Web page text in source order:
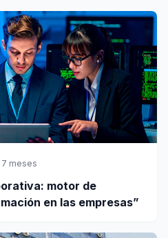
7 meses
motor de
en las empresas”